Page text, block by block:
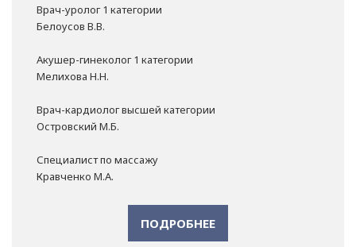
Врач-уролог 1 категории
Белоусов В.В.
Акушер-гинеколог 1 категории
Мелихова Н.Н.
Врач-кардиолог высшей категории
Островский М.Б.
Специалист по массажу
Кравченко М.А.
ПОДРОБНЕЕ